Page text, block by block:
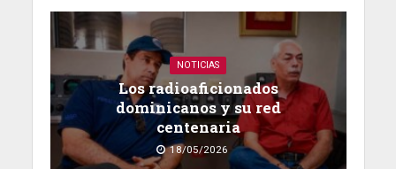
NOTICIAS
Los radioaficionados
dominicanos y su red
centenaria
18/05/2026